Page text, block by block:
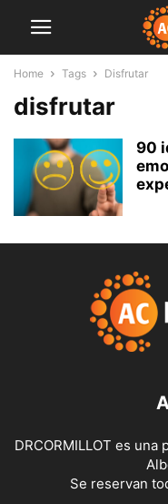
Home Tags Disfrutar
disfrutar
90
DRCORMILLOT es
Se reservan